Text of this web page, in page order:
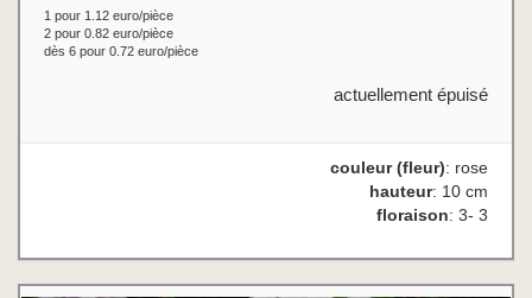
1 pour 1.12 euro/pièce
2 pour 0.82 euro/pièce
dès 6 pour 0.72 euro/pièce
actuellement épuisé
couleur (fleur): rose
hauteur: 10 cm
floraison: 3- 3